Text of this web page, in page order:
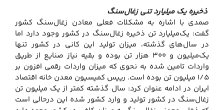
ذخیره یک میلیارد تنی زغال‌سنگ
صمدی با اشاره به مشکلات فعلی معادن زغال‌سنگ کشور
گفت: یک‌میلیارد تن ذخیره زغال‌سنگ در کشور وجود دارد اما
در سال‌های گذشته، میزان تولید این کانی در کشور تنها
یک‌میلیون و ۳۰۰ هزار تن بوده و بقیه نیاز صنایع از طریق
واردات تامین شده به نحوی که میزان واردات رقمی افزون بر
۱/۵ میلیون تن بوده است. رییس کمیسیون معدن خانه اقتصاد
ایران در ادامه عنوان کرد: سال گذشته کمتر از یک میلیون تن
زغال‌سنگ در کشور تولید و وارد کشور شده این درحالی است